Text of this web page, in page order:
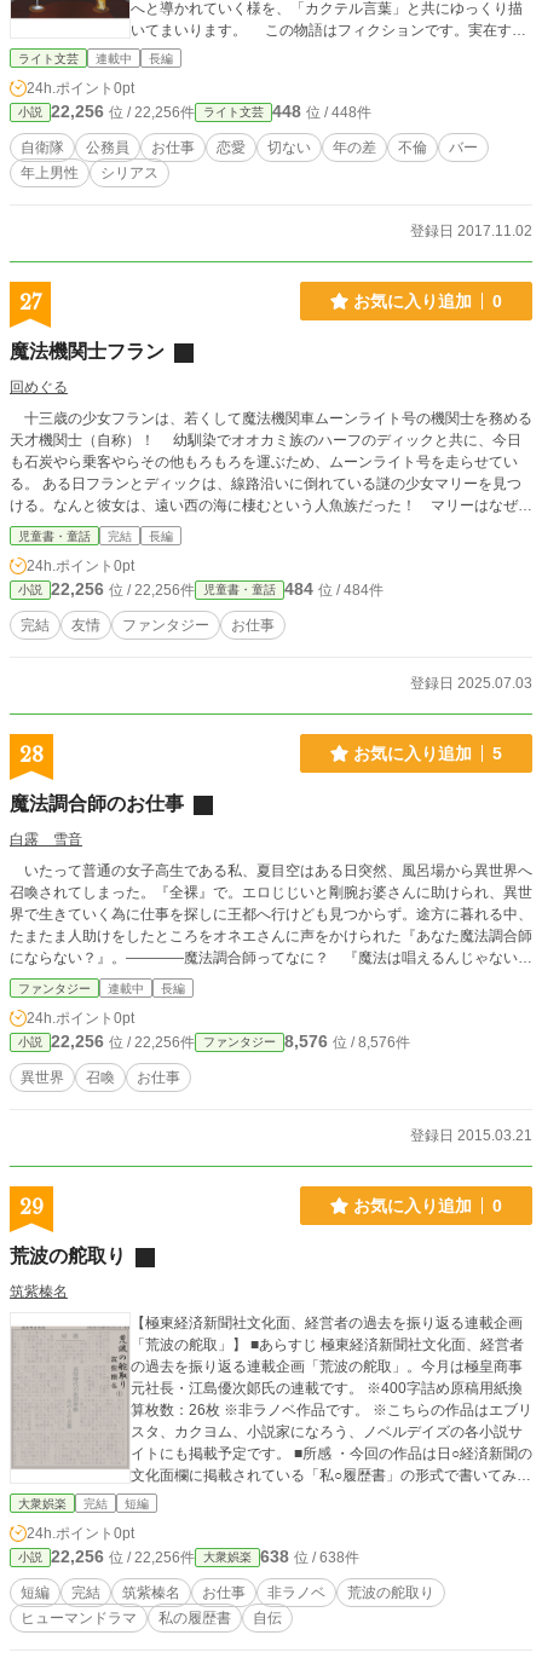
へと導かれていく様を、「カクテル言葉」と共にゆっくり描
いてまいります。 この物語はフィクションです。実在する
人物及び団体とは一切関係ありません。本文中に登場する組
のものです（話の主要舞台に似た実在機関がありますが、組
織構成や建物配置などの設定はリアルとは大きく変えていま
す）。 作者が酒好きなためお酒を絡めた話になっています
が、バーよりは職場のシーンのほうがかなり多いです。主人
公が恋する相手は、若いバーテンダーではなく、二十歳年上
理に反する行為を容認・推奨するものではありません。 本
サイト「カクテル言葉」 などを参考にいたしました。 職
場に関する描写については、防衛省・自衛隊公式ページ（htt
います。 （他サイトにも投稿しています。こちらは全年齢版
ライト文芸 連載中 長編
24h.ポイント 0pt
小説 22,256 位 / 22,256件 ライト文芸 448 位 / 448件
自衛隊 公務員 お仕事 恋愛 切ない 年の差 不倫
バー
年上男性
シリアス
登録日 2017.11.02
27 お気に入り追加 0
魔法機関士フラン
回めぐる
十三歳の少女フランは、若くして魔法機関車ムーンライト号の機関士を務める
天才機関士（自称）！ 幼馴染でオオカミ族のハーフのディックと共に、今日
も石炭やら乗客やらその他もろもろを運ぶため、ムーンライト号を走らせてい
る。 ある日フランとディックは、線路沿いに倒れている謎の少女マリーを見つ
ける。なんと彼女は、遠い西の海に棲むという人魚族だった！ マリーはなぜ陸
地に倒れていたのか？ 町に現れた悪徳商人とは？ そしてフランに秘められた
特別な魔法とは――？ 蒸気機関が発達した異世界を舞台に描く児童文学風ハイ
ファンタジー
児童書・童話 完結 長編
24h.ポイント 0pt
小説 22,256 位 / 22,256件 児童書・童話 484 位 / 484件
完結 友情 ファンタジー お仕事
登録日 2025.07.03
28 お気に入り追加 5
魔法調合師のお仕事
白露 雪音
いたって普通の女子高生である私、夏目空はある日突然、風呂場から異世界へ
召喚されてしまった。『全裸』で。エロじじいと剛腕お婆さんに助けられ、異世
界で生きていく為に仕事を探しに王都へ行けども見つからず。途方に暮れる中、
たまたま人助けをしたところをオネエさんに声をかけられた『あなた魔法調合師
にならない？』。――――魔法調合師ってなに？ 『魔法は唱えるんじゃない、
作り出すモノだ』な世界で魔力を目視する能力『見魔』を持つ者だけがなれる職
業、魔法調合師の弟子となった私。元の世界の知識を活用しつつ異世界生活がん
ばります。
ファンタジー 連載中 長編
24h.ポイント 0pt
小説 22,256 位 / 22,256件 ファンタジー 8,576 位 / 8,576件
異世界 召喚 お仕事
登録日 2015.03.21
29 お気に入り追加 0
荒波の舵取り
筑紫榛名
【極東経済新聞社文化面、経営者の過去を振り返る連載企画
「荒波の舵取」】 ■あらすじ 極東経済新聞社文化面、経営者
の過去を振り返る連載企画「荒波の舵取」。今月は極皇商事
元社長・江島優次郞氏の連載です。 ※400字詰め原稿用紙換
算枚数：26枚 ※非ラノベ作品です。 ※こちらの作品はエブリ
スタ、カクヨム、小説家になろう、ノベルデイズの各小説サ
イトにも掲載予定です。 ■所感 ・今回の作品は日○経済新聞の
文化面欄に掲載されている「私○履歴書」の形式で書いてみま
した。全30回程度、1回あたり約1200字前後の形で、経営者
29回目という想定で書いています。
大衆娯楽 完結 短編
24h.ポイント 0pt
小説 22,256 位 / 22,256件 大衆娯楽 638 位 / 638件
短編 完結 筑紫榛名 お仕事 非ラノベ
荒波の舵取り
ヒューマンドラマ
私の履歴書 自伝